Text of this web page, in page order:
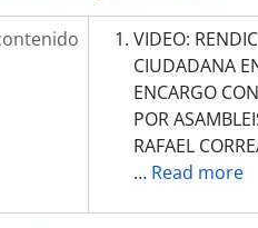
VIDEO:
CIUDADANA
ENCARGO
POR
RAFAEL
… Read more